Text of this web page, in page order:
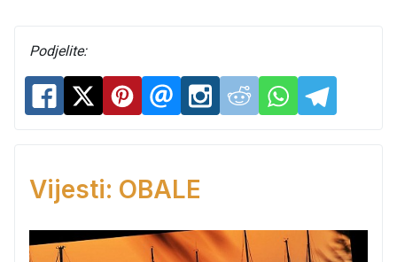
Podjelite:
Vijesti: OBALE